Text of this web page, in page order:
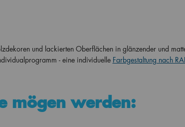
und lackierten Oberflächen in glänzender und
- eine individuelle Farbgestaltung nach
mögen werden: